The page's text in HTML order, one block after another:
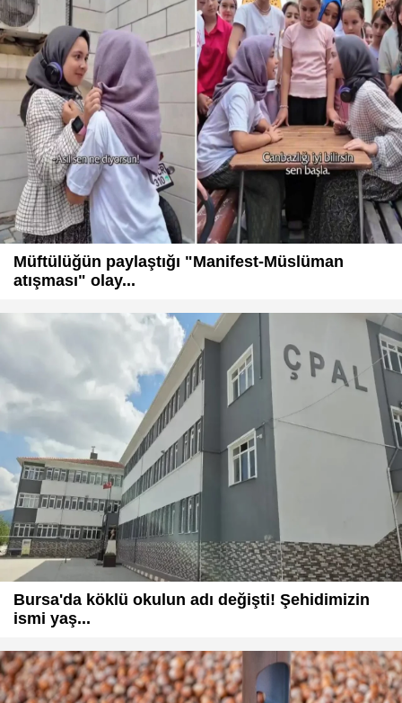
Müftülüğün paylaştığı "Manifest-Müslüman
atışması" olay...
Bursa'da köklü okulun adı değişti! Şehidimizin
ismi yaş...